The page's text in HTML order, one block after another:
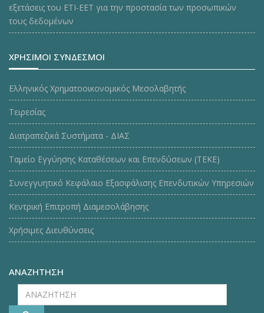
εξετάσεις του ΕΤΙ-ΕΕΤ για την προστασία των προσωπικών
τους δεδομένων
ΧΡΗΣΙΜΟΙ ΣΥΝΔΕΣΜΟΙ
Ελληνικός Χρηματοοικονομικός Μεσολαβητής
Τειρεσίας
Διατραπεζικά Συστήματα - ΔΙΑΣ
Ταμείο Εγγύησης Καταθέσεων και Επενδύσεων (ΤΕΚE)
Συνεγγυητικό Κεφάλαιο Εξασφάλισης Επενδυτικών Υπηρεσιών
Κεντρική Επιτροπή Διαμεσολάβησης
Χρήσιμες Διευθύνσεις
ΑΝΑΖΗΤΗΣΗ
ΑΝΑΖΗΤΗΣΗ